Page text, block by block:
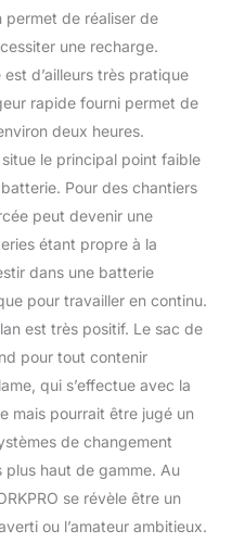
de réaliser de
une recharge.
d’ailleurs très pratique
rapide fourni permet de
deux heures.
le principal point faible
Pour des chantiers
peut devenir une
étant propre à la
dans une batterie
pour travailler en continu.
est très positif. Le sac de
pour tout contenir
qui s’effectue avec la
mais pourrait être jugé un
de changement
haut de gamme. Au
se révèle être un
ou l’amateur ambitieux.